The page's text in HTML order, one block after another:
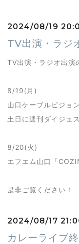
2024/08/19
TV出演・ラジ
TV出演・ラジオ出演
8/19(月)
山口ケーブルビジョ
土日に週刊ダイジェ
8/20(火)
エフエム山口「
是非ご覧ください！
2024/08/17
カレーライブ終